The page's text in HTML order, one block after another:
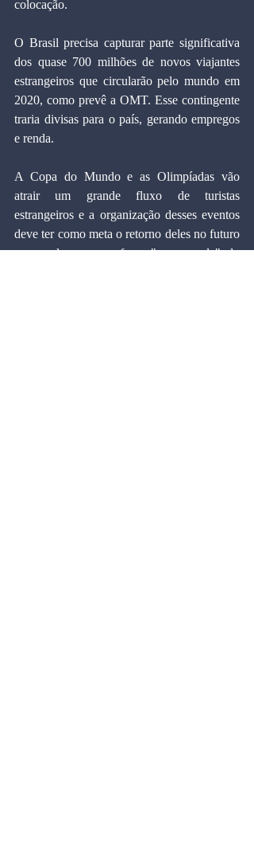
colocação.
O Brasil precisa capturar parte significativa
dos quase 700 milhões de novos viajantes
estrangeiros que circularão pelo mundo em
2020, como prevê a OMT. Esse contingente
traria divisas para o país, gerando empregos
e renda.
A Copa do Mundo e as Olimpíadas vão
atrair um grande fluxo de turistas
estrangeiros e a organização desses eventos
deve ter como meta o retorno deles no futuro
e que eles possam fazer "propaganda" do